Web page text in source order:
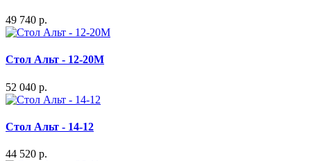
49 740 р.
Стол Альт - 12-20М
52 040 р.
Стол Альт - 14-12
44 520 р.